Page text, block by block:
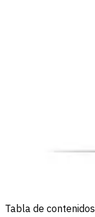
Tabla de contenidos